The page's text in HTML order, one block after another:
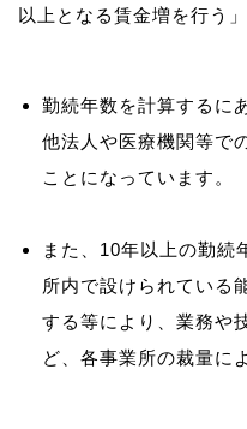
勤続年数を計算するに
他法人や医療機関等で
ことになっています。
また、10年以上の勤続
所内で設けられている
する等により、業務や
ど、各事業所の裁量に